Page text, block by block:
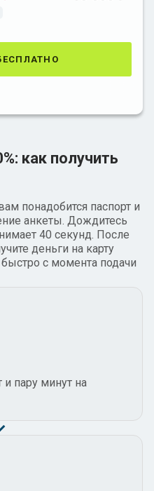
как получить
понадобится паспорт и
анкеты. Дождитесь
40 секунд. После
деньги на карту
с момента подачи
и пару минут на